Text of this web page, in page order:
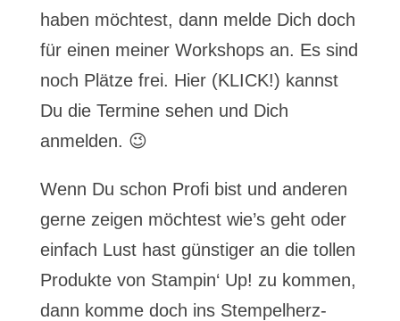
haben möchtest, dann melde Dich doch
für einen meiner Workshops an. Es sind
noch Plätze frei. Hier (KLICK!) kannst
Du die Termine sehen und Dich
anmelden. 😉
Wenn Du schon Profi bist und anderen
gerne zeigen möchtest wie’s geht oder
einfach Lust hast günstiger an die tollen
Produkte von Stampin‘ Up! zu kommen,
dann komme doch ins Stempelherz-